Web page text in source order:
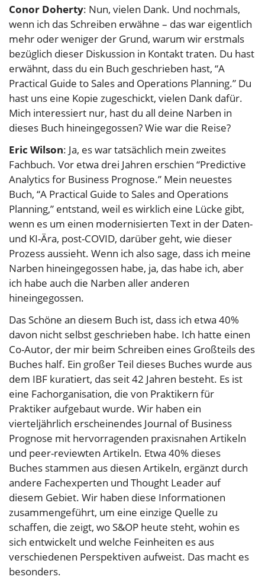
Conor Doherty: Nun, vielen Dank. Und nochmals,
wenn ich das Schreiben erwähne – das war eigentlich
mehr oder weniger der Grund, warum wir erstmals
bezüglich dieser Diskussion in Kontakt traten. Du hast
erwähnt, dass du ein Buch geschrieben hast, “A
Practical Guide to Sales and Operations Planning.” Du
hast uns eine Kopie zugeschickt, vielen Dank dafür.
Mich interessiert nur, hast du all deine Narben in
dieses Buch hineingegossen? Wie war die Reise?
Eric Wilson: Ja, es war tatsächlich mein zweites
Fachbuch. Vor etwa drei Jahren erschien “Predictive
Analytics for Business Prognose.” Mein neuestes
Buch, “A Practical Guide to Sales and Operations
Planning,” entstand, weil es wirklich eine Lücke gibt,
wenn es um einen modernisierten Text in der Daten-
und KI-Ära, post-COVID, darüber geht, wie dieser
Prozess aussieht. Wenn ich also sage, dass ich meine
Narben hineingegossen habe, ja, das habe ich, aber
ich habe auch die Narben aller anderen
hineingegossen.
Das Schöne an diesem Buch ist, dass ich etwa 40%
davon nicht selbst geschrieben habe. Ich hatte einen
Co-Autor, der mir beim Schreiben eines Großteils des
Buches half. Ein großer Teil dieses Buches wurde aus
dem IBF kuratiert, das seit 42 Jahren besteht. Es ist
eine Fachorganisation, die von Praktikern für
Praktiker aufgebaut wurde. Wir haben ein
vierteljährlich erscheinendes Journal of Business
Prognose mit hervorragenden praxisnahen Artikeln
und peer-reviewten Artikeln. Etwa 40% dieses
Buches stammen aus diesen Artikeln, ergänzt durch
andere Fachexperten und Thought Leader auf
diesem Gebiet. Wir haben diese Informationen
zusammengeführt, um eine einzige Quelle zu
schaffen, die zeigt, wo S&OP heute steht, wohin es
sich entwickelt und welche Feinheiten es aus
verschiedenen Perspektiven aufweist. Das macht es
besonders.